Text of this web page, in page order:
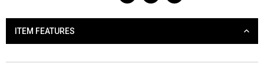
ITEM FEATURES